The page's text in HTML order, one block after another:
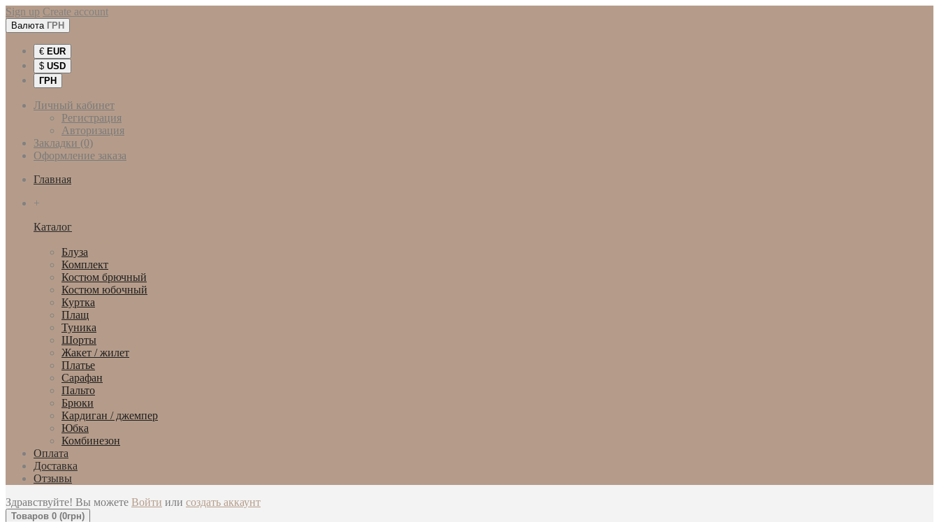
Sign up Create account
Валюта ГРН
€ EUR
$ USD
ГРН
Личный кабинет
Регистрация
Авторизация
Закладки (0)
Оформление заказа
Главная
+
Каталог
Блуза
Комплект
Костюм брючный
Костюм юбочный
Куртка
Плащ
Туника
Шорты
Жакет / жилет
Платье
Сарафан
Пальто
Брюки
Кардиган / джемпер
Юбка
Комбинезон
Оплата
Доставка
Отзывы
Здравствуйте! Вы можете Войти или создать аккаунт
Товаров 0 (0грн)